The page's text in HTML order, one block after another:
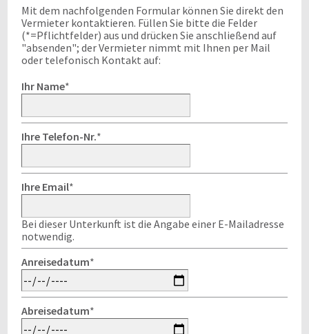
Mit dem nachfolgenden Formular können Sie direkt den
Vermieter kontaktieren. Füllen Sie bitte die Felder
(*=Pflichtfelder) aus und drücken Sie anschließend auf
"absenden"; der Vermieter nimmt mit Ihnen per Mail
oder telefonisch Kontakt auf:
Ihr Name*
Ihre Telefon-Nr.*
Ihre Email*
Bei dieser Unterkunft ist die Angabe einer E-Mailadresse
notwendig.
Anreisedatum*
Abreisedatum*